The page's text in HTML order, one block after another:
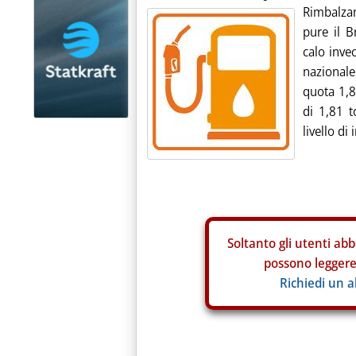
pure il
calo
quota
di 1,81
livello di
Soltanto gli utenti
possono
Richiedi un